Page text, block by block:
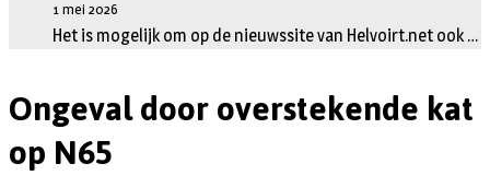
1 mei 2026
Het is mogelijk om op de nieuwssite van Helvoirt.net ook …
Ongeval door overstekende kat
op N65